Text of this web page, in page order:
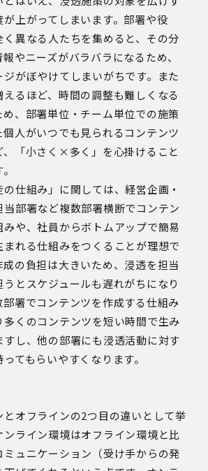
上がってしまいます。部署や役
異なる人たちを集めると、その分
やニーズがバラバラになるため、
がぼやけてしまいがちです。また
るほど、時間の調整も難しくなる
、部署単位・チーム単位での施策
人がいつでも見られるコンテンツ
、「小さく×多く」を心掛けること
の仕組み」に関しては、経営企画・
部署など複数部署横断でコンテン
や、社員からボトムアップで簡易
まれる仕組みをつくることが理想で
成の負担は大きいため、浸透を担当
とスケジュールも遅れがちになり
署でコンテンツを作成する仕組み
くのコンテンツを短い時間で生み
し、他の部署にも浸透活動に対す
てもらいやすくなります。
とオフラインの2つ目の違いとして挙
ライン環境はオフライン環境と比
ュニケーション（受け手からの発